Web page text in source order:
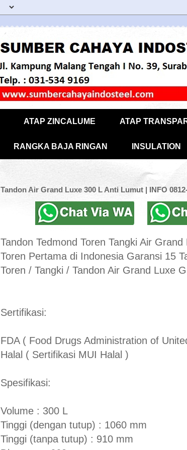
ATAP ZINCALUME ATAP
RANGKA BAJA RINGAN INSULATION
Tandon Air Grand Luxe 300 L Anti Lumut | INFO
Tandon Tedmond Toren Tangki Air
Toren Pertama di Indonesia Garansi 15
Toren / Tangki / Tandon Air Grand Luxe
Sertifikasi:
FDA ( Food Drugs Administration of
Halal ( Sertifikasi MUI Halal )
Spesifikasi:
Volume : 300 L
Tinggi (dengan tutup) : 1060 mm
Tinggi (tanpa tutup) : 910 mm